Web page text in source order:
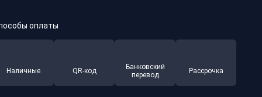
оплаты
Наличные QR-код
Банковский
перевод
Рассрочка